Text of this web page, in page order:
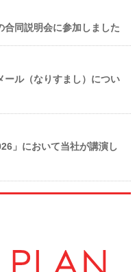
合同説明会に参加しました
ール（なりすまし）につい
」において当社が講演し